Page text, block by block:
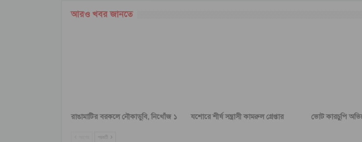
আরও খবর জানতে
রাঙামাটির বরকলে নৌকাডুবি, নিখোঁজ ১ যশোরে শীর্ষ সন্ত্রাসী কামরুল গ্রেপ্তার ভোট কারচুপি
পরবর্তী